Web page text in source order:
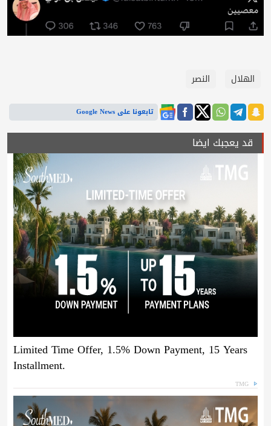
الهلال النصر
تابعونا على Google News
قد يعجبك ايضا
Limited Time Offer, 1.5% Down Payment, 15 Years
Installment.
TMG